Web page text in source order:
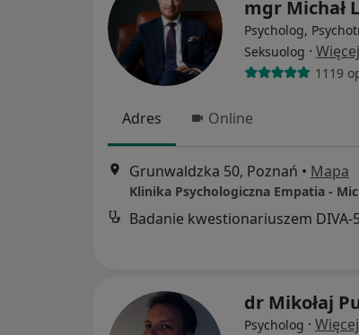
mgr Michał
Psycholog,
Seksuolog · Więcej
1119
Adres Online
Grunwaldzka 50, Poznań • Mapa
Klinika Psychologiczna Empatia -
Badanie kwestionariuszem DIVA-5
dr Mikołaj
Psycholog · Więcej